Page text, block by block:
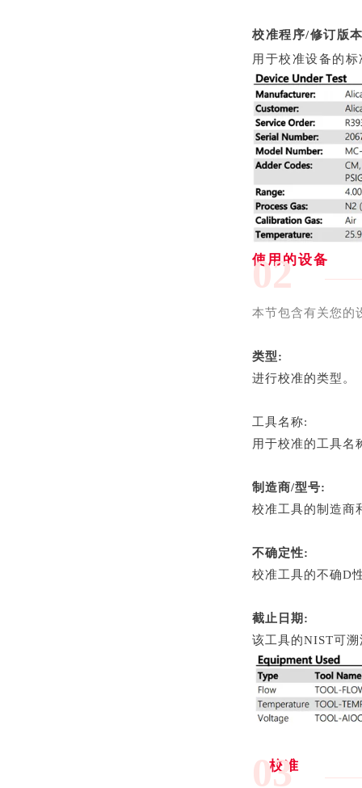
校准程序/修订版
用于校准设备的
使用的设备
02
本节包含有关您的
类型:
进行校准的类型。
工具名称:
用于校准的工具名
制造商/型号:
校准工具的制造商
不确定性:
校准工具的不确D
截止日期:
该工具的NIST可
校准
03